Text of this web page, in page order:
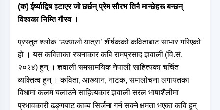
(क) ईर्ष्याद्विष हटाएर जो छर्छन् प्रेम सौरभ तिनै मान्छेहरू बन्छन्
विश्वका निम्ति गौरव ।
प्रस्तुत श्लोक ‘उज्यालो यात्रा’ शीर्षकको कविताबाट साभार गरिएको
हो । यस कविताका रचनाकार कवि रामप्रसाद ज्ञवाली (वि.सं.
२०२४) हुन् । ज्ञवाली समसामयिक नेपाली साहित्यका चर्चित
व्यक्तित्व हुन् । कविता, आख्यान, नाटक, समालोचना लगायतका
विधामा कलम चलाउने साहित्यकार ज्ञवाली सरल भाषाशैलीमा
प्रभावकारी ढङ्गबाट काव्य सिर्जना गर्न सक्ने क्षमता भएका कवि हुन्